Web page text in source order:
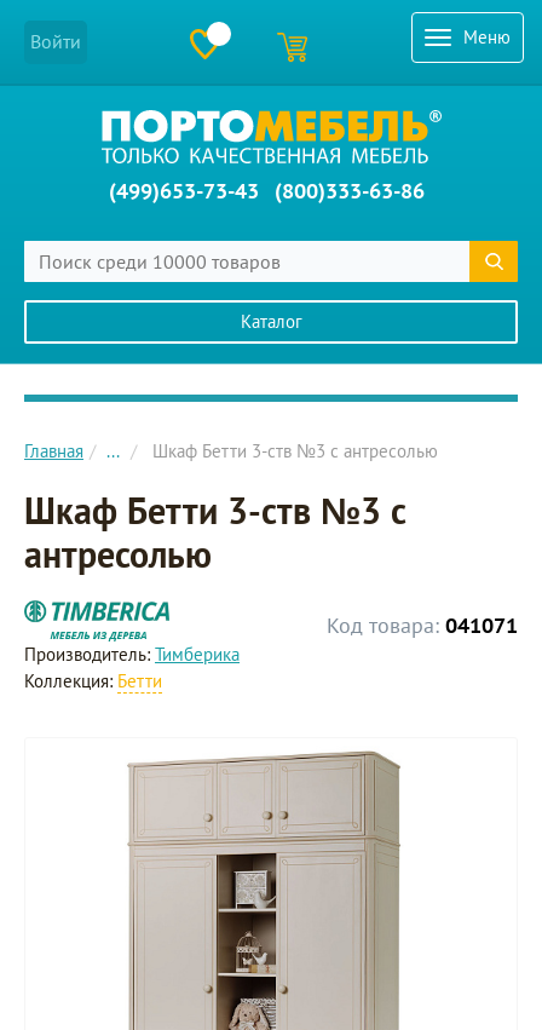
Меню
Войти
(499)653-73-43 (800)333-63-86
Каталог
Главное меню сайта
Главная ... Шкаф Бетти 3-ств №3 с антресолью
Шкаф Бетти 3-ств №3 с
антресолью
Код товара: 041071
Производитель: Тимберика
Коллекция: Бетти